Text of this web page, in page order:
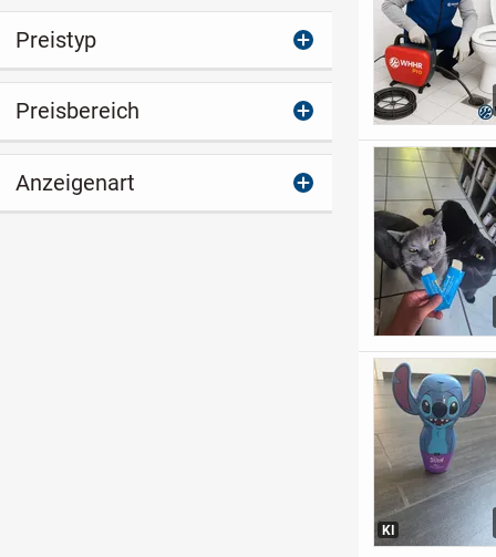
KI
Preistyp
Preisbereich
Anzeigenart